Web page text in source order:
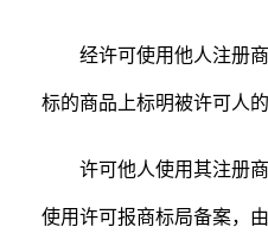
经许可使用他人注册商
标的商品上标明被许可人
许可他人使用其注册商
使用许可报商标局备案，